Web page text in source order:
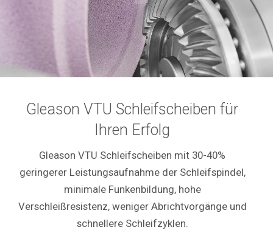
Gleason VTU Schleifscheiben für
Ihren Erfolg
Gleason VTU Schleifscheiben mit 30-40%
geringerer Leistungsaufnahme der Schleifspindel,
minimale Funkenbildung, hohe
Verschleißresistenz, weniger Abrichtvorgänge und
schnellere Schleifzyklen.